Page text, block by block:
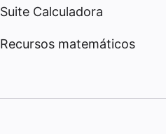
Suite Calculadora
Recursos matemáticos